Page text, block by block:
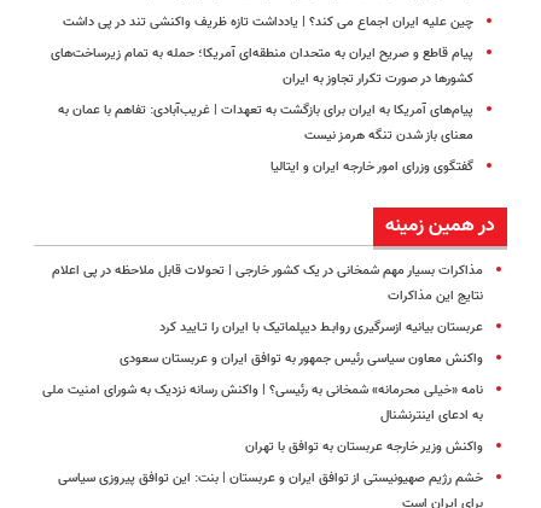
چین علیه ایران اجماع می کند؟ | یادداشت تازه ظریف واکنشی تند در پی داشت
پیام قاطع و صریح ایران به متحدان منطقه‌ای آمریکا؛ حمله به تمام زیرساخت‌های
کشورها در صورت تکرار تجاوز به ایران
پیام‌های آمریکا به ایران برای بازگشت به تعهدات | غریب‌آبادی: تفاهم با عمان به
معنای باز شدن تنگه هرمز نیست
گفتگوی وزرای امور خارجه ایران و ایتالیا
در همین زمینه
مذاکرات بسیار مهم شمخانی در یک کشور خارجی | تحولات قابل ملاحظه در پی اعلام
نتایج این مذاکرات
عربستان بیانیه ازسرگیری روابـط دیپلماتیک با ایران را تـایید کرد
واکنش معاون سیاسی رئیس جمهور به توافق ایران و عربستان سعودی
نامه «خیلی محرمانه» شمخانی به رئیسی؟ | واکنش رسانه نزدیک به شورای امنیت ملی
به ادعای اینترنشنال
واکنش وزیر خارجه عربستان به توافق با تهران
خشم رژیم صهیونیستی از توافق ایران و عربستان | بنت: این توافق پیروزی سیاسی